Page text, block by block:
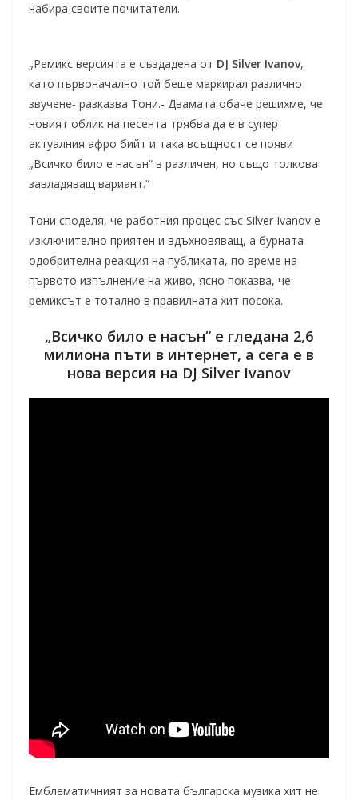
набира своите почитатели.
„Ремикс версията е създадена от DJ Silver Ivanov,
като първоначално той беше маркирал различно
звучене- разказва Тони.- Двамата обаче решихме, че
новият облик на песента трябва да е в супер
актуалния афро бийт и така всъщност се появи
„Всичко било е насън“ в различен, но също толкова
завладяващ вариант.“
Тони споделя, че работния процес със Silver Ivanov е
изключително приятен и вдъхновяващ, а бурната
одобрителна реакция на публиката, по време на
първото изпълнение на живо, ясно показва, че
ремиксът е тотално в правилната хит посока.
„Всичко било е насън“ е гледана 2,6
милиона пъти в интернет, а сега е в
нова версия на DJ Silver Ivanov
Емблематичният за новата българска музика хит не